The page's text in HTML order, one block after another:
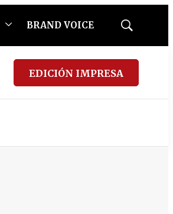
BRAND VOICE
Mostrar
EDICIÓN IMPRESA